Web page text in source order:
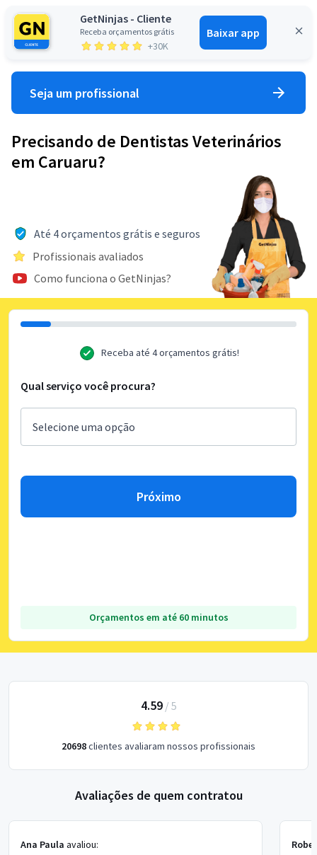
GetNinjas - Cliente
Receba orçamentos grátis
+30K
Baixar app
Entrar
Seja um profissional
Precisando de Dentistas Veterinários
em Caruaru?
Até 4 orçamentos grátis e seguros
Profissionais avaliados
Como funciona o GetNinjas?
Receba até 4 orçamentos grátis!
Qual serviço você procura?
Próximo
Orçamentos em até 60 minutos
4.59/ 5
20698clientes avaliaram nossos profissionais
Avaliações de quem contratou
Ana Paula avaliou: